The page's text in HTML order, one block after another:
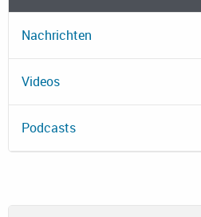
Nachrichten
Videos
Podcasts